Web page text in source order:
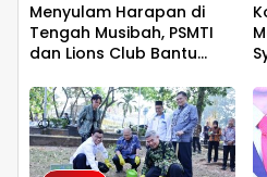
Menyulam Harapan di
Tengah Musibah, PSMTI
dan Lions Club Bantu